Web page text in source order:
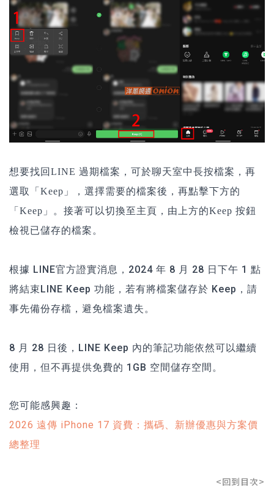
想要找回LINE 過期檔案，可於聊天室中長按檔案，再
選取「Keep」，選擇需要的檔案後，再點擊下方的
「Keep」。接著可以切換至主頁，由上方的Keep 按鈕
檢視已儲存的檔案。
根據 LINE官方證實消息，2024 年 8 月 28 日下午 1 點
將結束LINE Keep 功能，若有將檔案儲存於 Keep，請
事先備份存檔，避免檔案遺失。
8 月 28 日後，LINE Keep 內的筆記功能依然可以繼續
使用，但不再提供免費的 1GB 空間儲存空間。
您可能感興趣：
2026 遠傳 iPhone 17 資費：攜碼、新辦優惠與方案價
總整理
<回到目次>